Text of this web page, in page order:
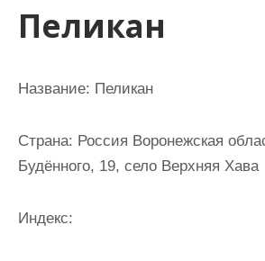
Пеликан
Название: Пеликан
Страна: Россия Воронежская
Будённого, 19, село Верхняя Хава
Индекс: